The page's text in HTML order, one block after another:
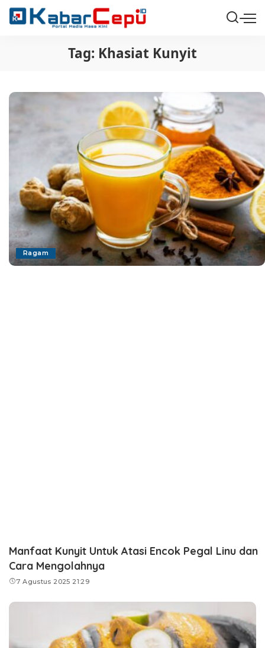
Tag: Khasiat Kunyit
Ragam
Manfaat Kunyit Untuk Atasi Encok Pegal Linu dan
Cara Mengolahnya
7 Agustus 2025 21:29